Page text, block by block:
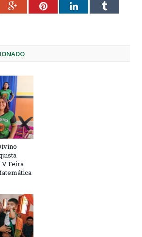
Google+PinterestLinkedInTumblr
V Feira